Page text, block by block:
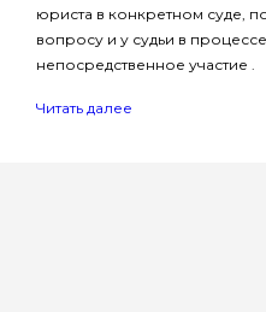
юриста в конкретном суде,
вопросу и у судьи в
непосредственное участие .
Читать далее